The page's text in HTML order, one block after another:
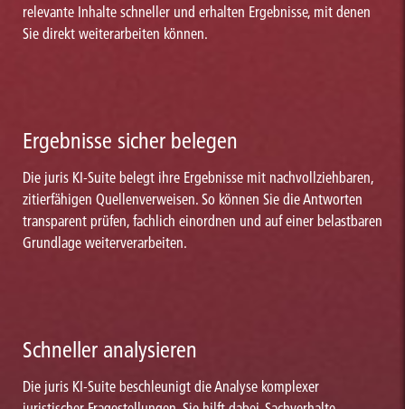
relevante Inhalte schneller und erhalten Ergebnisse, mit denen
Sie direkt weiterarbeiten können.
Ergebnisse sicher belegen
Die juris KI-Suite belegt ihre Ergebnisse mit nachvollziehbaren,
zitierfähigen Quellenverweisen. So können Sie die Antworten
transparent prüfen, fachlich einordnen und auf einer belastbaren
Grundlage weiterverarbeiten.
Schneller analysieren
Die juris KI-Suite beschleunigt die Analyse komplexer